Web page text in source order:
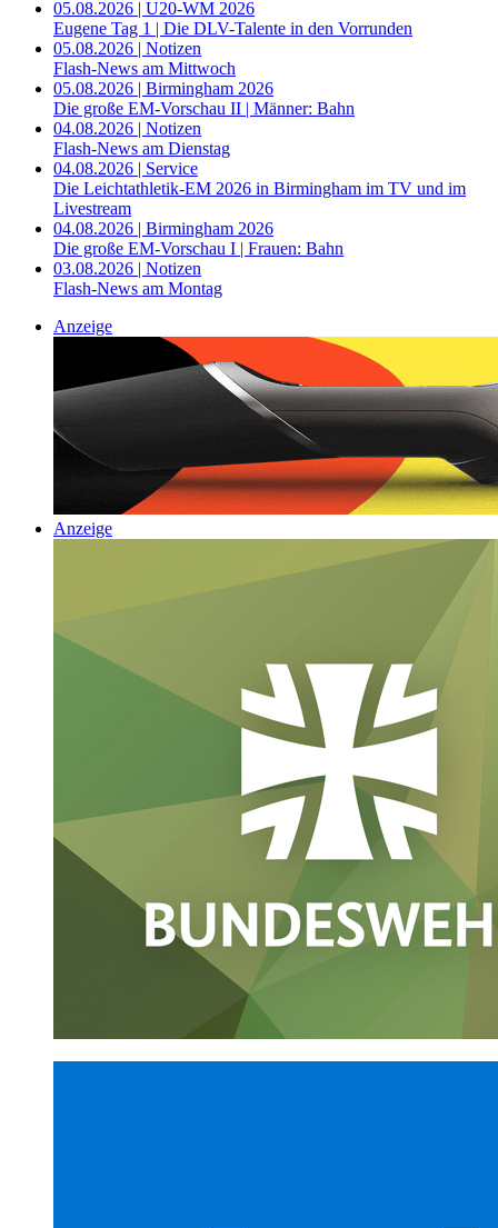
05.08.2026 | U20-WM 2026
Eugene Tag 1 | Die DLV-Talente in den Vorrunden
05.08.2026 | Notizen
Flash-News am Mittwoch
05.08.2026 | Birmingham 2026
Die große EM-Vorschau II | Männer: Bahn
04.08.2026 | Notizen
Flash-News am Dienstag
04.08.2026 | Service
Die Leichtathletik-EM 2026 in Birmingham im TV und im
Livestream
04.08.2026 | Birmingham 2026
Die große EM-Vorschau I | Frauen: Bahn
03.08.2026 | Notizen
Flash-News am Montag
Anzeige
Anzeige